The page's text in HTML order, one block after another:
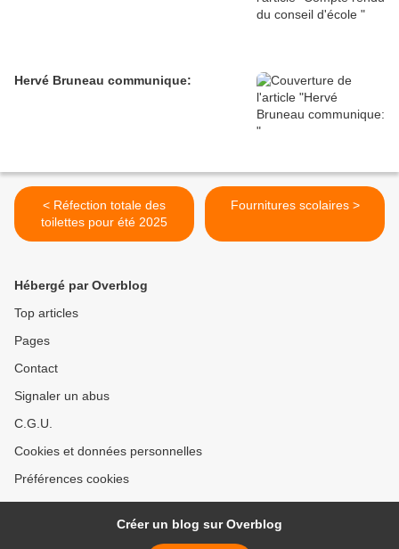
Hervé Bruneau communique:
< Réfection totale des
toilettes pour été 2025
Fournitures scolaires >
Hébergé par Overblog
Top articles
Pages
Contact
Signaler un abus
C.G.U.
Cookies et données personnelles
Préférences cookies
Créer un blog sur Overblog